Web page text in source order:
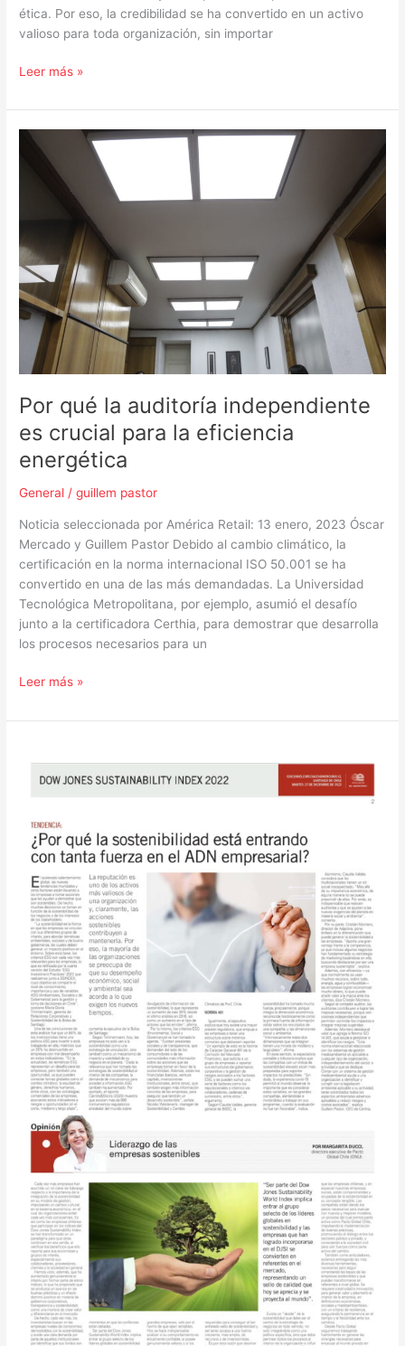
ética. Por eso, la credibilidad se ha convertido en un activo
valioso para toda organización, sin importar
Leer más »
Por qué la auditoría independiente
es crucial para la eficiencia
energética
General /guillem pastor
Noticia seleccionada por América Retail: 13 enero, 2023 Óscar
Mercado y Guillem Pastor Debido al cambio climático, la
certificación en la norma internacional ISO 50.001 se ha
convertido en una de las más demandadas. La Universidad
Tecnológica Metropolitana, por ejemplo, asumió el desafío
junto a la certificadora Certhia, para demostrar que desarrolla
los procesos necesarios para un
Por
independiente
es
crucial
para
la
eficiencia
energética
Leer más »
está
entrando
con
tanta
fuerza
en
ADN
empresarial?